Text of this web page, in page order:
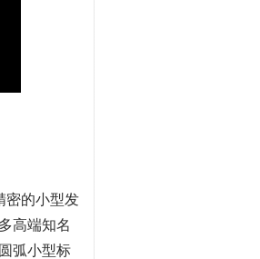
密的小型发
高端知名
弧小型标